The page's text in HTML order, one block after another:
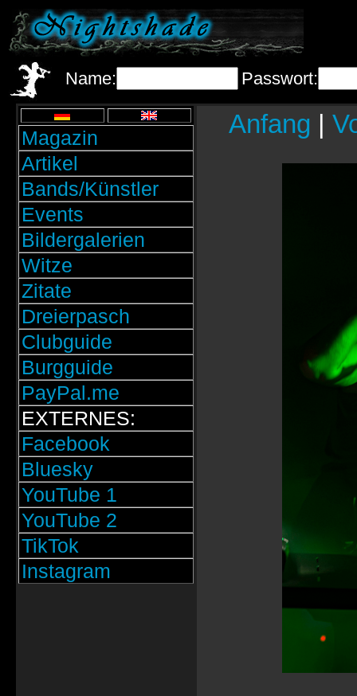
Name: Passwort:
Magazin
Artikel
Bands/Künstler
Events
Bildergalerien
Witze
Zitate
Dreierpasch
Clubguide
Burgguide
PayPal.me
EXTERNES:
Facebook
Bluesky
YouTube 1
YouTube 2
TikTok
Instagram
Anfang |